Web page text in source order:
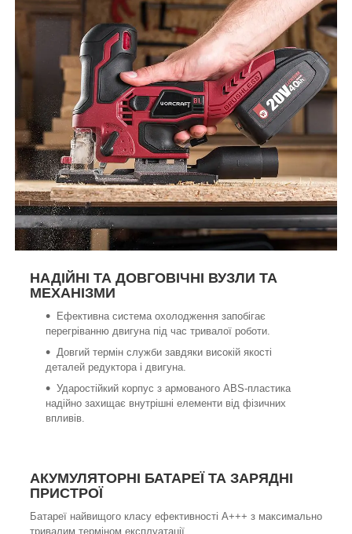
НАДІЙНІ ТА ДОВГОВІЧНІ ВУЗЛИ ТА
МЕХАНІЗМИ
Ефективна система охолодження запобігає
перегріванню двигуна під час тривалої роботи.
Довгий термін служби завдяки високій якості
деталей редуктора і двигуна.
Ударостійкий корпус з армованого ABS-пластика
надійно захищає внутрішні елементи від фізичних
впливів.
АКУМУЛЯТОРНІ БАТАРЕЇ ТА ЗАРЯДНІ
ПРИСТРОЇ
Батареї найвищого класу ефективності А+++ з максимально
тривалим терміном експлуатації.